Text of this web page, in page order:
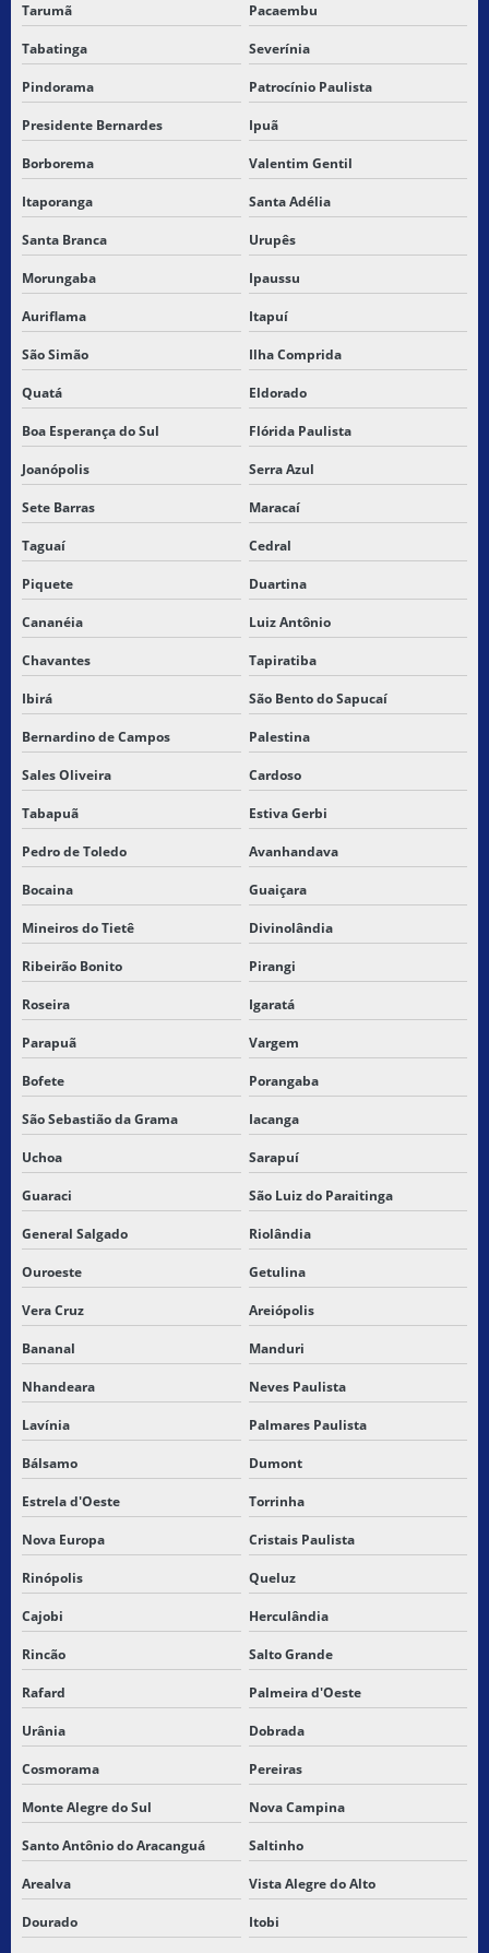
Tarumã Pacaembu
Tabatinga Severínia
Pindorama Patrocínio Paulista
Presidente Bernardes Ipuã
Borborema Valentim Gentil
Itaporanga Santa Adélia
Santa Branca Urupês
Morungaba Ipaussu
Auriflama Itapuí
São Simão Ilha Comprida
Quatá Eldorado
Boa Esperança do Sul Flórida Paulista
Joanópolis Serra Azul
Sete Barras Maracaí
Taguaí Cedral
Piquete Duartina
Cananéia Luiz Antônio
Chavantes Tapiratiba
Ibirá São Bento do Sapucaí
Bernardino de Campos Palestina
Sales Oliveira Cardoso
Tabapuã Estiva Gerbi
Pedro de Toledo Avanhandava
Bocaina Guaiçara
Mineiros do Tietê Divinolândia
Ribeirão Bonito Pirangi
Roseira Igaratá
Parapuã Vargem
Bofete Porangaba
São Sebastião da Grama Iacanga
Uchoa Sarapuí
Guaraci São Luiz do Paraitinga
General Salgado Riolândia
Ouroeste Getulina
Vera Cruz Areiópolis
Bananal Manduri
Nhandeara Neves Paulista
Lavínia Palmares Paulista
Bálsamo Dumont
Estrela d'Oeste Torrinha
Nova Europa Cristais Paulista
Rinópolis Queluz
Cajobi Herculândia
Rincão Salto Grande
Rafard Palmeira d'Oeste
Urânia Dobrada
Cosmorama Pereiras
Monte Alegre do Sul Nova Campina
Santo Antônio do Aracanguá Saltinho
Arealva Vista Alegre do Alto
Dourado Itobi